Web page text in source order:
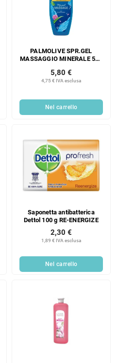
PALMOLIVE SPR.GEL
MASSAGGIO MINERALE 500
4,75 € IVA esclusa
5,80 €
Nel carrello
Saponetta antibatterica
Dettol 100 g RE-ENERGIZE
1,89 € IVA esclusa
2,30 €
Nel carrello